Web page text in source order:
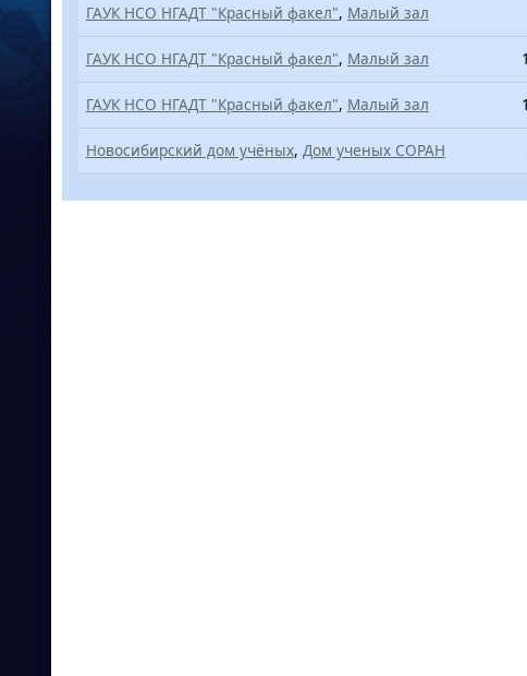
ГАУК НСО НГАДТ "Красный факел", Малый зал
ГАУК НСО НГАДТ "Красный факел", Малый зал
ГАУК НСО НГАДТ "Красный факел", Малый зал
Новосибирский дом учёных, Дом ученых СОРАН